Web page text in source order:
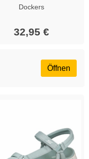
Dockers
32,95 €
Öffnen